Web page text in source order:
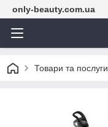
only-beauty.com.ua
Товари та послуги